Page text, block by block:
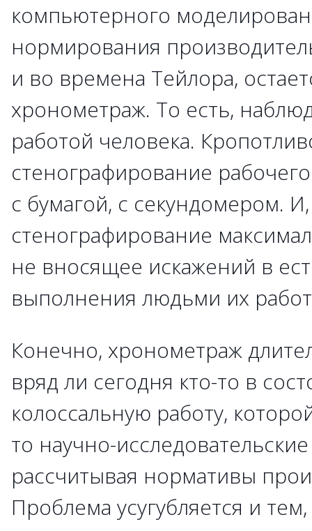
компьютерного
нормирования
и во времена Тейлора,
хронометраж. То есть,
работой человека.
стенографирование
с бумагой, с секундомером.
стенографирование
не вносящее искажений в
выполнения людьми их
Конечно, хронометраж
вряд ли сегодня кто-то в
колоссальную работу,
то научно-
рассчитывая нормативы
Проблема усугубляется и